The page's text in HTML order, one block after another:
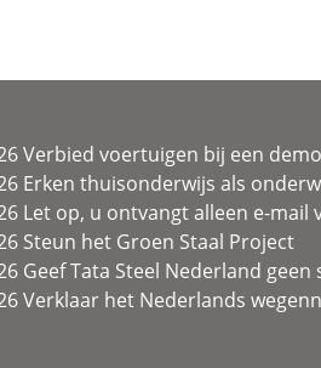
Verbied voertuigen bij een
Erken thuisonderwijs als
Let op, u ontvangt alleen e-mail
Steun het Groen Staal Project
Geef Tata Steel Nederland
Verklaar het Nederlands